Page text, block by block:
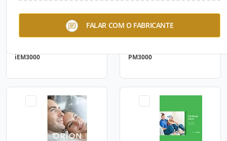
FALAR COM O FABRICANTE
iEM3000 PM3000